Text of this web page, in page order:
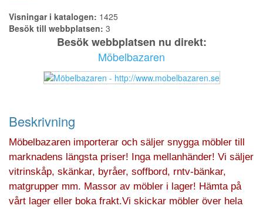
Visningar i katalogen: 1425
Besök till webbplatsen: 3
Besök webbplatsen nu direkt:
Möbelbazaren
Beskrivning
Möbelbazaren importerar och säljer snygga möbler till
marknadens längsta priser! Inga mellanhänder! Vi säljer
vitrinskåp, skänkar, byråer, soffbord, rntv-bänkar,
matgrupper mm. Massor av möbler i lager! Hämta på
vårt lager eller boka frakt.Vi skickar möbler över hela